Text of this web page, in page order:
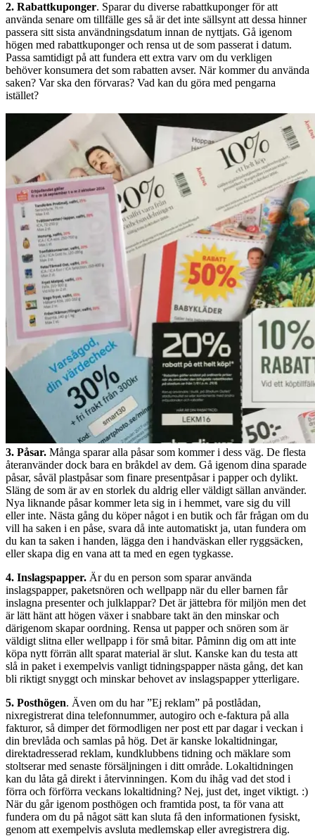
2. Rabattkuponger. Sparar du diverse rabattkuponger för att
använda senare om tillfälle ges så är det inte sällsynt att dessa hinner
passera sitt sista användningsdatum innan de nyttjats. Gå igenom
högen med rabattkuponger och rensa ut de som passerat i datum.
Passa samtidigt på att fundera ett extra varv om du verkligen
behöver konsumera det som rabatten avser. När kommer du använda
saken? Var ska den förvaras? Vad kan du göra med pengarna
istället?
3. Påsar. Många sparar alla påsar som kommer i dess väg. De flesta
återanvänder dock bara en bråkdel av dem. Gå igenom dina sparade
påsar, såväl plastpåsar som finare presentpåsar i papper och dylikt.
Släng de som är av en storlek du aldrig eller väldigt sällan använder.
Nya liknande påsar kommer leta sig in i hemmet, vare sig du vill
eller inte. Nästa gång du köper något i en butik och får frågan om du
vill ha saken i en påse, svara då inte automatiskt ja, utan fundera om
du kan ta saken i handen, lägga den i handväskan eller ryggsäcken,
eller skapa dig en vana att ta med en egen tygkasse.
4. Inslagspapper. Är du en person som sparar använda
inslagspapper, paketsnören och wellpapp när du eller barnen får
inslagna presenter och julklappar? Det är jättebra för miljön men det
är lätt hänt att högen växer i snabbare takt än den minskar och
därigenom skapar oordning. Rensa ut papper och snören som är
väldigt slitna eller wellpapp i för små bitar. Påminn dig om att inte
köpa nytt förrän allt sparat material är slut. Kanske kan du testa att
slå in paket i exempelvis vanligt tidningspapper nästa gång, det kan
bli riktigt snyggt och minskar behovet av inslagspapper ytterligare.
5. Posthögen. Även om du har ”Ej reklam” på postlådan,
nixregistrerat dina telefonnummer, autogiro och e-faktura på alla
fakturor, så dimper det förmodligen ner post ett par dagar i veckan i
din brevlåda och samlas på hög. Det är kanske lokaltidningar,
direktadresserad reklam, kundklubbens tidning och mäklare som
stoltserar med senaste försäljningen i ditt område. Lokaltidningen
kan du låta gå direkt i återvinningen. Kom du ihåg vad det stod i
förra och förförra veckans lokaltidning? Nej, just det, inget viktigt. :)
När du går igenom posthögen och framtida post, ta för vana att
fundera om du på något sätt kan sluta få den informationen fysiskt,
genom att exempelvis avsluta medlemskap eller avregistrera dig.